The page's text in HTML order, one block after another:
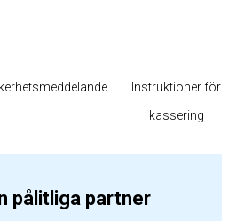
Instruktioner för
kassering
pålitliga partner